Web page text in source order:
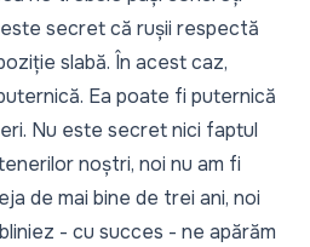
secret că rușii respectă
slabă. În acest caz,
Ea poate fi puternică
Nu este secret nici faptul
noștri, noi nu am fi
de mai bine de trei ani, noi
- cu succes - ne apărăm